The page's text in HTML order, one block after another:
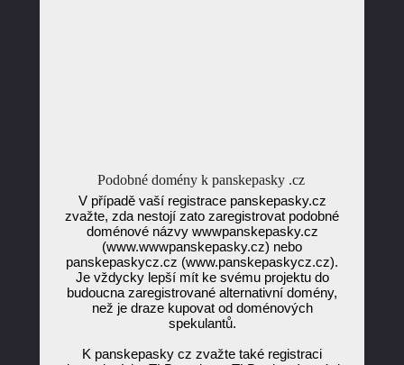
Podobné domény k panskepasky .cz
V případě vaší registrace panskepasky.cz
zvažte, zda nestojí zato zaregistrovat podobné
doménové názvy wwwpanskepasky.cz
(www.wwwpanskepasky.cz) nebo
panskepaskycz.cz (www.panskepaskycz.cz).
Je vždycky lepší mít ke svému projektu do
budoucna zaregistrované alternativní domény,
než je draze kupovat od doménových
spekulantů.
K panskepasky cz zvažte také registraci